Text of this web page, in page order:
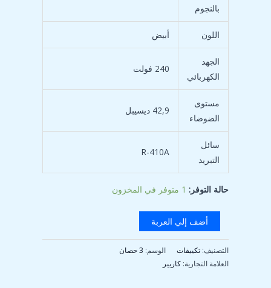
بالنجوم
اللون أبيض
الجهد
الكهربائي
240 فولت
مستوى
الضوضاء
42,9 ديسيبل
سائل
التبريد
R-410A
حالة التوفر: 1 متوفر في المخزون
أضف إلي العربة
التصنيف: تكييفات الوسم: 3 حصان
العلامة التجارية: كاريير